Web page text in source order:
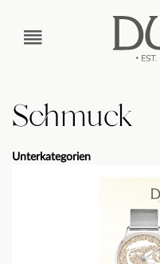
TEXT_BTN_MENU
Schmuck
Unterkategorien